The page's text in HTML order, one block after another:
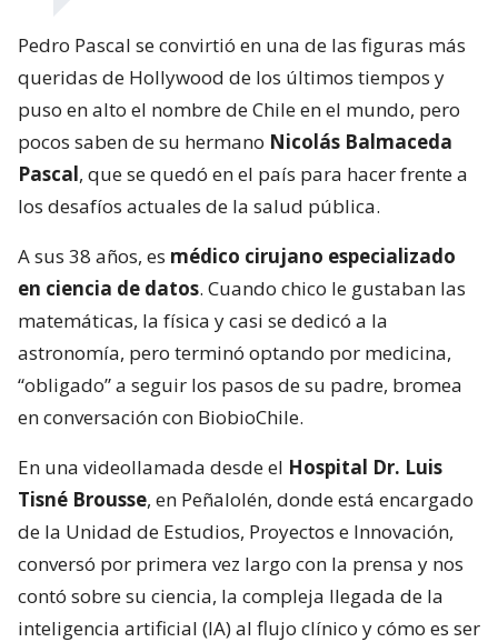
Pedro Pascal se convirtió en una de las figuras más
queridas de Hollywood de los últimos tiempos y
puso en alto el nombre de Chile en el mundo, pero
pocos saben de su hermano Nicolás Balmaceda
Pascal, que se quedó en el país para hacer frente a
los desafíos actuales de la salud pública.
A sus 38 años, es médico cirujano especializado
en ciencia de datos. Cuando chico le gustaban las
matemáticas, la física y casi se dedicó a la
astronomía, pero terminó optando por medicina,
“obligado” a seguir los pasos de su padre, bromea
en conversación con BiobioChile.
En una videollamada desde el Hospital Dr. Luis
Tisné Brousse, en Peñalolén, donde está encargado
de la Unidad de Estudios, Proyectos e Innovación,
conversó por primera vez largo con la prensa y nos
contó sobre su ciencia, la compleja llegada de la
inteligencia artificial (IA) al flujo clínico y cómo es ser